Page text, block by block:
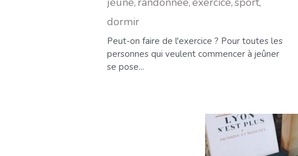
jeûne, randonnée,exercice,sport,
dormir
Peut-on faire de l'exercice ? Pour toutes les
personnes qui veulent commencer à jeûner
se pose...